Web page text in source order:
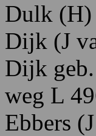
Dulk (H)
Dijk (J
Dijk geb.
weg L
Ebbers (J